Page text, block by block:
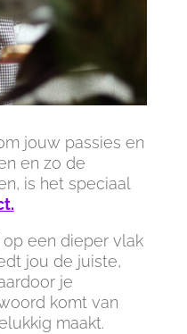
jouw passies en
en zo de
is het speciaal
een dieper vlak
jou de juiste,
je
komt van
maakt.